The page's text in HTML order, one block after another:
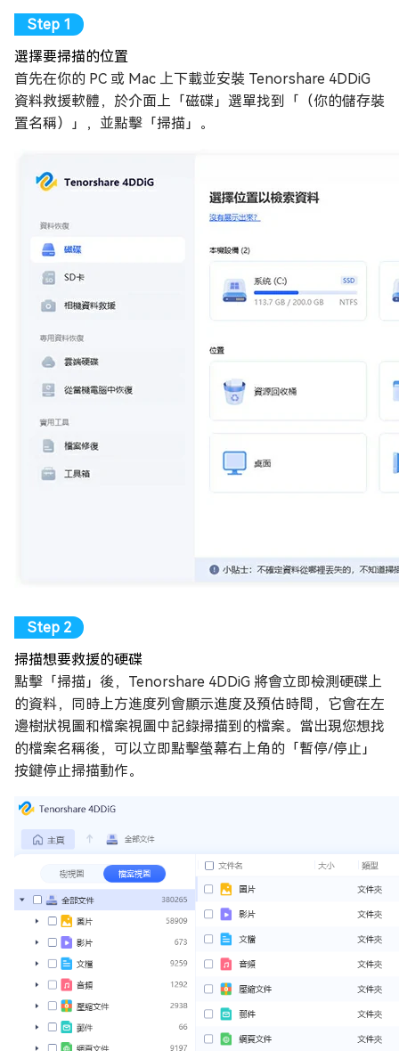
選擇要掃描的位置
首先在你的 PC 或 Mac 上下載並安裝 Tenorshare 4DDiG
資料救援軟體，於介面上「磁碟」選單找到「（你的儲存裝
置名稱）」，並點擊「掃描」。
掃描想要救援的硬碟
點擊「掃描」後，Tenorshare 4DDiG 將會立即檢測硬碟上
的資料，同時上方進度列會顯示進度及預估時間，它會在左
邊樹狀視圖和檔案視圖中記錄掃描到的檔案。當出現您想找
的檔案名稱後，可以立即點擊螢幕右上角的「暫停/停止」
按鍵停止掃描動作。